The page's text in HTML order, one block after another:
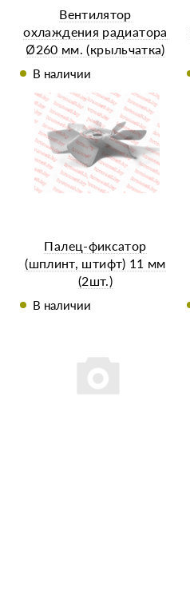
Вентилятор
охлаждения радиатора
Ø260 мм. (крыльчатка)
В наличии
Палец-фиксатор
(шплинт, штифт) 11 мм
(2шт.)
В наличии